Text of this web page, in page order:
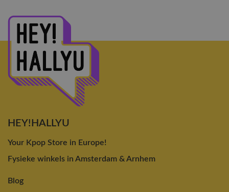
HEY!HALLYU
Your Kpop Store in Europe!
Fysieke winkels in Amsterdam & Arnhem
Blog